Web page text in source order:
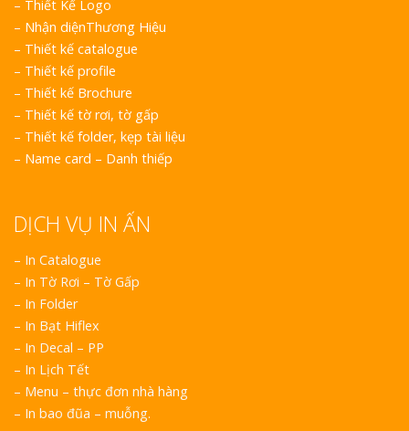
– Thiết Kế Logo
– Nhận diệnThương Hiệu
– Thiết kế catalogue
– Thiết kế profile
– Thiết kế Brochure
– Thiết kế tờ rơi, tờ gấp
– Thiết kế folder, kẹp tài liệu
– Name card – Danh thiếp
DỊCH VỤ IN ẤN
– In Catalogue
– In Tờ Rơi – Tờ Gấp
– In Folder
– In Bạt Hiflex
– In Decal – PP
– In Lịch Tết
– Menu – thực đơn nhà hàng
– In bao đũa – muỗng.